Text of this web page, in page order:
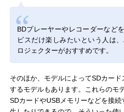
BDプレーヤーやレコーダーなど
ビスだけ楽しみたいという人は
ロジェクターがおすすめです。
そのほか、モデルによってSDカー
するモデルもあります。これらのモ
SDカードやUSBメモリーなどを接